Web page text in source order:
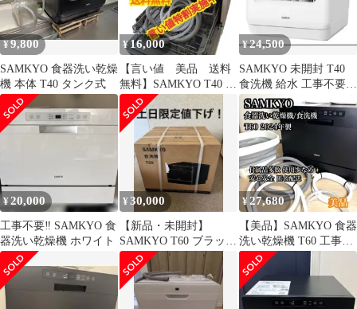
¥9,800
SAMKYO 食器洗い乾燥
機 本体 T40 タンク式
¥16,000
【言い値 美品 送料
無料】SAMKYO T40 食
器洗乾燥機 工事不要
¥24,500
SAMKYO 未開封 T40
食洗機 給水 工事不要
水道直結 タンク式対応
¥ 20,000
工事不要‼︎ SAMKYO 食
器洗い乾燥機 ホワイト
¥30,000
【新品・未開封】
SAMKYO T60 ブラック
食器洗い乾燥機
¥27,680
【美品】SAMKYO 食器
洗い乾燥機 T60 工事不
要 2-5人用 2024年製